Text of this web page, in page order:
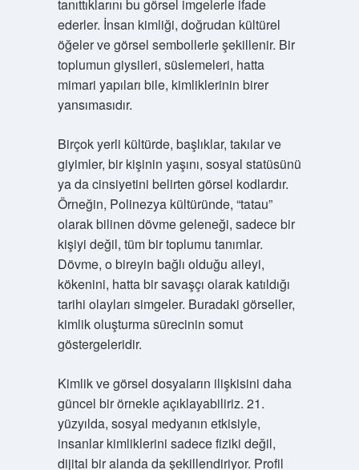
tanıttıklarını bu görsel imgelerle ifade
ederler. İnsan kimliği, doğrudan kültürel
öğeler ve görsel sembollerle şekillenir. Bir
toplumun giysileri, süslemeleri, hatta
mimari yapıları bile, kimliklerinin birer
yansımasıdır.
Birçok yerli kültürde, başlıklar, takılar ve
giyimler, bir kişinin yaşını, sosyal statüsünü
ya da cinsiyetini belirten görsel kodlardır.
Örneğin, Polinezya kültüründe, “tatau”
olarak bilinen dövme geleneği, sadece bir
kişiyi değil, tüm bir toplumu tanımlar.
Dövme, o bireyin bağlı olduğu aileyi,
kökenini, hatta bir savaşçı olarak katıldığı
tarihi olayları simgeler. Buradaki görseller,
kimlik oluşturma sürecinin somut
göstergeleridir.
Kimlik ve görsel dosyaların ilişkisini daha
güncel bir örnekle açıklayabiliriz. 21.
yüzyılda, sosyal medyanın etkisiyle,
insanlar kimliklerini sadece fiziki değil,
dijital bir alanda da şekillendiriyor. Profil